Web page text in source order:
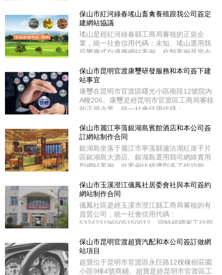
案例，此案例比經濟型多了些功能，如動漫
廣告圖片、在線客服QQ/MSN等聊天工具、
頂部側部二級分類導航、走馬燈等功能。
保山市紅河綠春瑤山畜禽養殖跟我公司簽定
建網站協議
瑤山是經紅河綠春縣工商局審核的正規企
業，統一社會信用代碼：未知。瑤山選用我
司響應式自適應網站案例，此類案例是當今
功能外，他的特點在于能自動識別互聯網和
移動網終端設備，既能適用在電腦上瀏覽同
時又適用在平板電腦和各款手機上瀏覽都能
自適應屏幕大小，是企業官網的選擇佳品。
瑤山在紅河綠春縣牛孔鎮
保山市昆明官渡康璽研發服務和本司簽下建
站事宜
康璽在昆明市官渡區曙光小區南段12號院內
A幢206。康璽是經昆明市官渡區工商局審核
的正規企業，統一社會信用代碼：
部和云南省通信管理局審核通過ICP備案；
備案號：滇ICP備18006320號。康璽選用我
司企業商務型網站案例，其功能比較簡單的
程序，廣告單圖(無動漫)，頁面較簡單，適
合小微企業產品展示型網站。
保山市麗江寧蒗銀湖島賓館酒店和本公司簽
訂網站制作合同
銀湖島坐落于麗江市寧蒗縣瀘沽湖紅崖子片
區銀湖島大酒店。銀湖島選用我司網絡實用
型網站案例，此案例比經濟型多了些功能，
工具、頂部側部二級分類導航、走馬燈等功
能。銀湖島是經麗江市寧蒗縣工商局審核的
有資質公司，統一社會信用代碼：
91530700767087586L。同時經國家工信部
和云南省通信管理局審核通過
保山市玉溪澄江儀鳳社居委會社與本司簽約
網站制作合同
儀鳳社區是經玉溪市澄江縣工商局審核的有
資質公司，統一社會信用代碼：
532423196505150012。同時經國家工信部
案號：滇ICP備14005151號。儀鳳社區在玉
溪市澄江縣環城北路37號。儀鳳社區選用我
司定制型網站案例，此類網站主要是按客戶
要求和提供的風格案例或效果圖紙來做，這
保山市昆明官渡超寶汽配和本公司簽訂做網
站項目
超寶位于昆明市官渡區永巨路12棵橡樹莊園
小區9棟4號商鋪。超寶是經昆明市官渡區工